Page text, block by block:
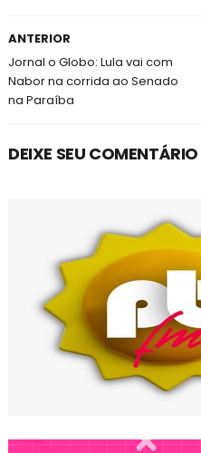
ANTERIOR
Jornal o Globo: Lula vai com
Nabor na corrida ao Senado
na Paraíba
DEIXE SEU COMENTÁRIO